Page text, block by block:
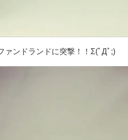
ァンドランドに突撃！！Σ(ﾟДﾟ;)